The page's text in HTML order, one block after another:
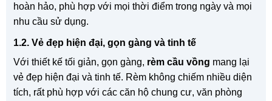
hoàn hảo, phù hợp với mọi thời điểm trong ngày và mọi
nhu cầu sử dụng.
1.2. Vẻ đẹp hiện đại, gọn gàng và tinh tế
Với thiết kế tối giản, gọn gàng, rèm cầu vồng mang lại
vẻ đẹp hiện đại và tinh tế. Rèm không chiếm nhiều diện
tích, rất phù hợp với các căn hộ chung cư, văn phòng